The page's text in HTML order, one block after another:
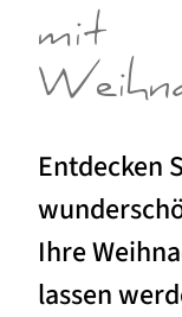
mit
Entdecken
Ihre
lassen